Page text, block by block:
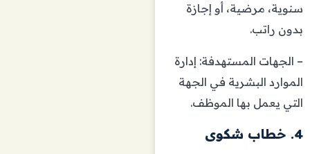
سنوية، مرضية، أو إجازة
بدون راتب.
– الجهات المستهدفة: إدارة
الموارد البشرية في الجهة
التي يعمل بها الموظف.
4. خطاب شكوى